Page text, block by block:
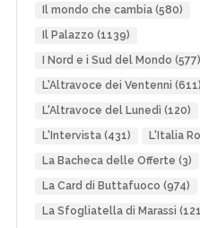
Il mondo che cambia(580)
Il Palazzo (1139)
I Nord e i Sud del Mondo (577)
L'Altravoce dei Ventenni (611)
L'Altravoce del Lunedì (120)
L'Intervista(431) L'Italia
La Bacheca delle Offerte (3)
La Card di Buttafuoco (974)
La Sfogliatella di Marassi